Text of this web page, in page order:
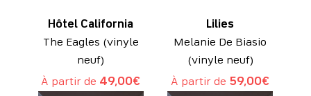
Hôtel California
The Eagles (vinyle
neuf)
À partir de 49,00€
Lilies
Melanie De Biasio
(vinyle neuf)
À partir de 59,00€